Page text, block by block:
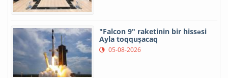
"Falcon 9" raketinin bir hissəsi
Ayla toqquşacaq
05-08-2026